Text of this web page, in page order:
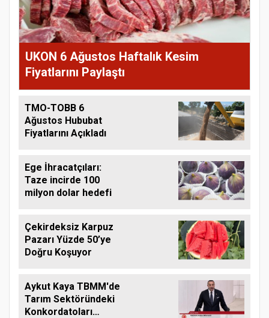
UKON 6 Ağustos Haftalık Kesim
Fiyatlarını Paylaştı
TMO-TOBB 6
Ağustos Hububat
Fiyatlarını Açıkladı
Ege İhracatçıları:
Taze incirde 100
milyon dolar hedefi
Çekirdeksiz Karpuz
Pazarı Yüzde 50’ye
Doğru Koşuyor
Aykut Kaya TBMM'de
Tarım Sektöründeki
Konkordatoları